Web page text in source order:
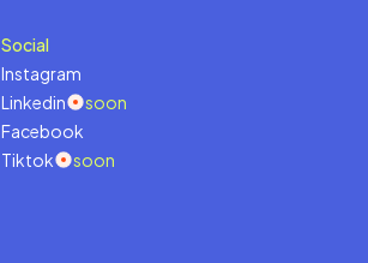
Social
Instagram
Linkedin
soon
Facebook
Tiktok
soon